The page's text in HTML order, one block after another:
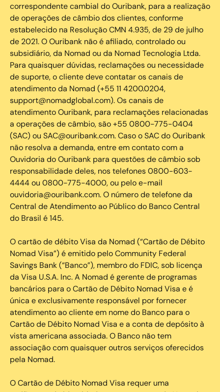
correspondente cambial do Ouribank, para a realização
de operações de câmbio dos clientes, conforme
estabelecido na Resolução CMN 4.935, de 29 de julho
de 2021. O Ouribank não é afiliado, controlado ou
subsidiário, da Nomad ou da Nomad Tecnologia Ltda.
Para quaisquer dúvidas, reclamações ou necessidade
de suporte, o cliente deve contatar os canais de
atendimento da Nomad (+55 11 4200.0204,
support@nomadglobal.com). Os canais de
atendimento Ouribank, para reclamações relacionadas
a operações de câmbio, são +55 0800-775-0404
(SAC) ou SAC@ouribank.com. Caso o SAC do Ouribank
não resolva a demanda, entre em contato com a
Ouvidoria do Ouribank para questões de câmbio sob
responsabilidade deles, nos telefones 0800-603-
4444 ou 0800-775-4000, ou pelo e-mail
ouvidoria@ouribank.com. O número de telefone da
Central de Atendimento ao Público do Banco Central
do Brasil é 145.
O cartão de débito Visa da Nomad (“Cartão de Débito
Nomad Visa”) é emitido pelo Community Federal
Savings Bank (“Banco”), membro do FDIC, sob licença
da Visa U.S.A. Inc. A Nomad é gerente de programas
bancários para o Cartão de Débito Nomad Visa e é
única e exclusivamente responsável por fornecer
atendimento ao cliente em nome do Banco para o
Cartão de Débito Nomad Visa e a conta de depósito à
vista americana associada. O Banco não tem
associação com quaisquer outros serviços oferecidos
pela Nomad.
O Cartão de Débito Nomad Visa requer uma